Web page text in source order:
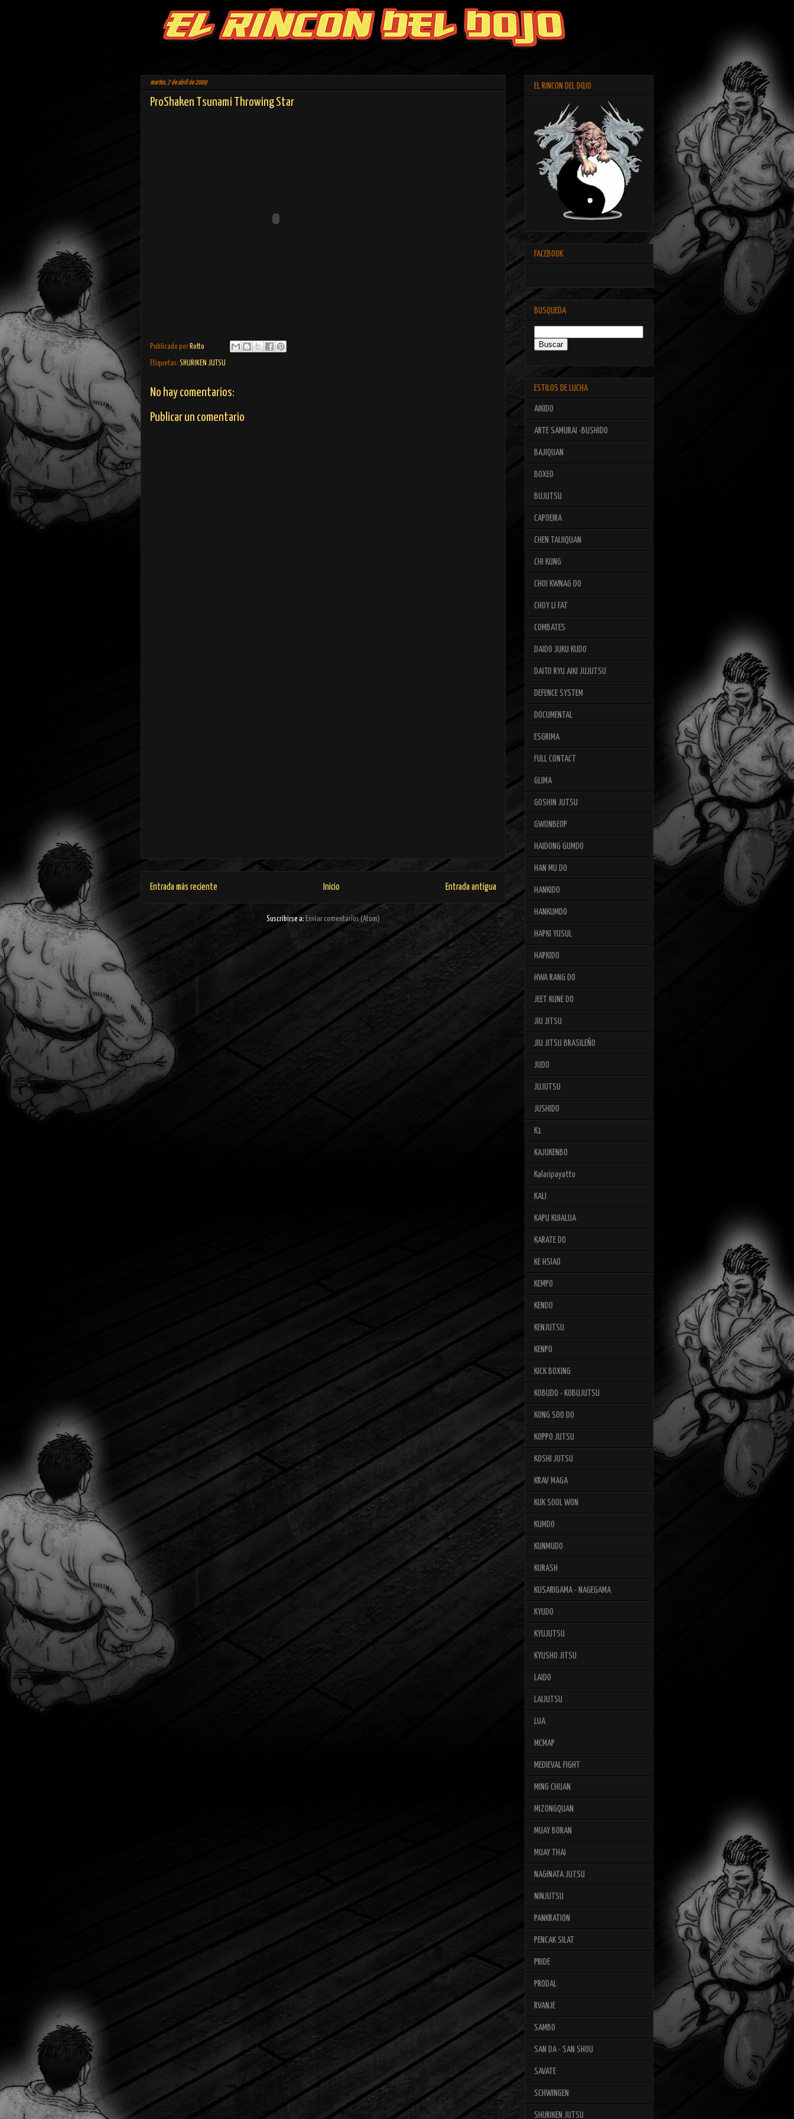
martes, 7 de abril de 2009
ProShaken Tsunami Throwing Star
Publicado porRotto
Etiquetas: SHURIKEN JUTSU
No hay comentarios:
Publicar un comentario
Entrada más reciente Entrada antigua
Inicio
Suscribirse a: Enviar comentarios (Atom)
EL RINCON DEL DOJO
FACEBOOK
BUSQUEDA
ESTILOS DE LUCHA
AIKIDO
ARTE SAMURAI -BUSHIDO
BAJIQUAN
BOXEO
BUJUTSU
CAPOEIRA
CHEN TAIJIQUAN
CHI KUNG
CHOI KWNAG DO
CHOY LI FAT
COMBATES
DAIDO JUKU KUDO
DAITO RYU AIKI JUJUTSU
DEFENCE SYSTEM
DOCUMENTAL
ESGRIMA
FULL CONTACT
GLIMA
GOSHIN JUTSU
GWONBEOP
HAIDONG GUMDO
HAN MU DO
HANKIDO
HANKUMDO
HAPKI YUSUL
HAPKIDO
HWA RANG DO
JEET KUNE DO
JIU JITSU
JIU JITSU BRASILEÑO
JUDO
JUJUTSU
JUSHIDO
K1
KAJUKENBO
Kalaripayattu
KALI
KAPU KUIALUA
KARATE DO
KE HSIAO
KEMPO
KENDO
KENJUTSU
KENPO
KICK BOXING
KOBUDO - KOBUJUTSU
KONG SOO DO
KOPPO JUTSU
KOSHI JUTSU
KRAV MAGA
KUK SOOL WON
KUMDO
KUNMUDO
KURASH
KUSARIGAMA - NAGEGAMA
KYUDO
KYUJUTSU
KYUSHO JITSU
LAIDO
LAIJUTSU
LUA
MCMAP
MEDIEVAL FIGHT
MING CHUAN
MIZONGQUAN
MUAY BORAN
MUAY THAI
NAGINATA JUTSU
NINJUTSU
PANKRATION
PENCAK SILAT
PRIDE
PRODAL
RVANJE
SAMBO
SAN DA - SAN SHOU
SAVATE
SCHWINGEN
SHURIKEN JUTSU